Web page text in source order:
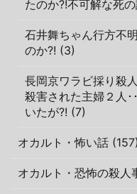
たのか?!不可解な死
石井舞ちゃん行方不
のか?! (3)
長岡京ワラビ採り殺
殺害された主婦２人･
いたが?! (7)
オカルト・怖い話 (157)
オカルト・恐怖の殺人